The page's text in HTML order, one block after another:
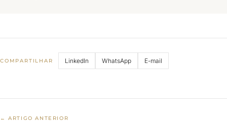
COMPARTILHAR LinkedIn WhatsApp E-mail
← ARTIGO ANTERIOR